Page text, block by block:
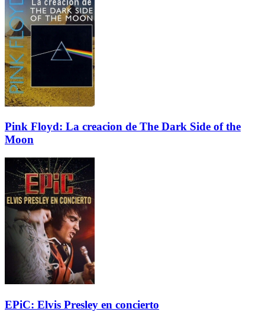
Pink Floyd: La creacion de The Dark Side of the
Moon
EPiC: Elvis Presley en concierto